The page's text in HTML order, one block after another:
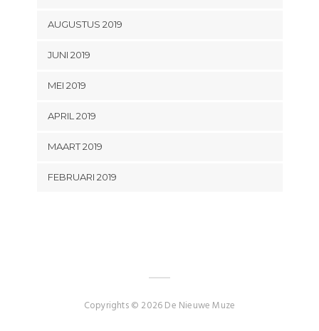
AUGUSTUS 2019
JUNI 2019
MEI 2019
APRIL 2019
MAART 2019
FEBRUARI 2019
Copyrights © 2026 De Nieuwe Muze